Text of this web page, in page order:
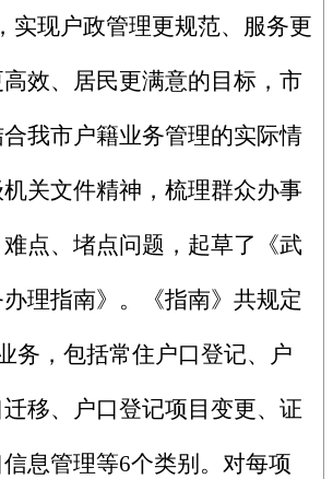
实现户政管理更规范、服务更
效、居民更满意的目标，市
我市户籍业务管理的实际情
关文件精神， 梳理群众办事
点、堵点问题，起草了《武
理指南》。《指南》共规定
务，包括常住户口登记、户
移、户口登记项目变更、证
息管理等6个类别。对每项